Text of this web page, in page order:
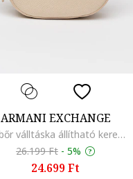
ARMANI EXCHANGE
Műbőr válltáska állítható keresztpánttal, Világosbézs
26.199 Ft - 5%
24.699 Ft